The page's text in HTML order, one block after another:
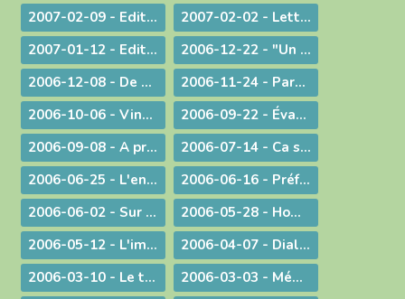
2007-02-09 - Edito : "Je suis allée essayer mon cercueil !"
2007-02-02 - Lettre aux prêtres et aux diacres
2007-01-12 - Edito : Le Gange et l'Himalaya
2006-12-22 - "Un Sauveur vous est né !"
2006-12-08 - De Ratisbonne à Ankara, un dialogue ininterrompu
2006-11-24 - Parentalité
2006-10-06 - Vingt ans déjà !
2006-09-22 - Évangéliser : aller au large !
2006-09-08 - A propos du Liban
2006-07-14 - Ca se passe en France !
2006-06-25 - L'enjeu de toute existence : trouver Le chemin !
2006-06-16 - Préférer le bonheur à la vérité ?
2006-06-02 - Sur les pas de Jean-Paul II
2006-05-28 - Homélie à la messe télévisée à Notre-Dame de Bourg
2006-05-12 - L'immigration
2006-04-07 - Dialogue interreligieux
2006-03-10 - Le trésor de la foi
2006-03-03 - Méditation sur l'Evangile du 4° dimanche de Carême 2006